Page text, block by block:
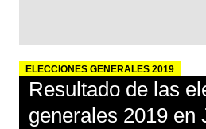
ELECCIONES GENERALES 2019
Resultado de las
generales 2019 en